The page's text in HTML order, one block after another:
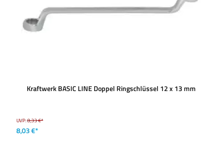
Kraftwerk BASIC LINE Doppel Ringschlüssel 12 x 13 mm
UVP:8,33 €*
8,03 €*